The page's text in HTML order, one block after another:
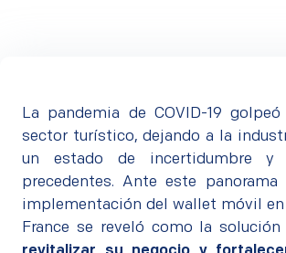
La pandemia de COVID-19
sector turístico, dejando a la
un estado de incertidumbre y
precedentes. Ante este panorama
implementación del wallet móvil
France se reveló como la